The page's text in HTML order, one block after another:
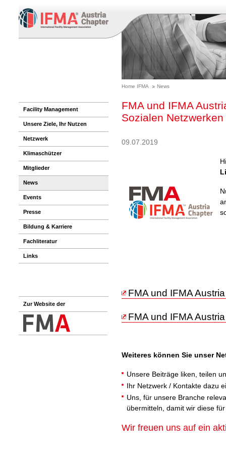
Home IFMA News
Facility Management
Unsere Ziele, Ihr Nutzen
Netzwerk
Klimaschützer
Mitglieder
News
Events
Presse
Bildung & Karriere
Fachliteratur
Links
Zur Website der
FMA und IFMA
Sozialen Netzwerken
09.07.2019
FMA und IFMA
FMA und IFMA
Weiteres können Sie unser
Unsere Beiträge liken, teilen
Ihr Netzwerk / Kontakte dazu
Uns, für unsere Branche
übermitteln, damit wir diese
Wir freuen uns auf ein